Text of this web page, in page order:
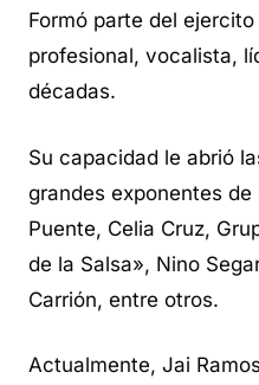
Formó parte del
profesional, vocalista,
décadas.
Su capacidad le abrió
grandes exponentes
Puente, Celia Cruz,
de la Salsa», Nino
Carrión, entre otros.
Actualmente, Jai